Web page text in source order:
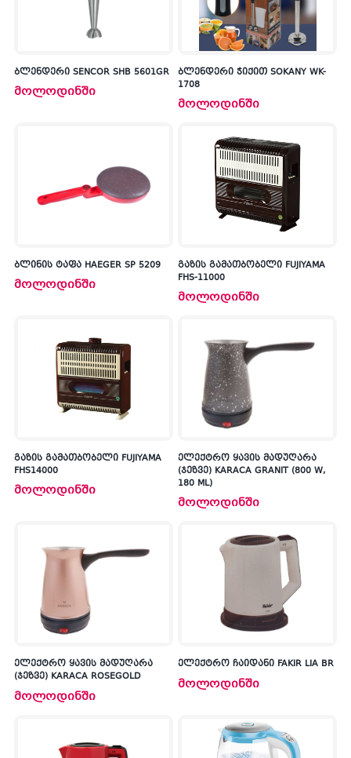
ბლენდერი SENCOR SHB 5601GR
მოლოდინში
ბლენდერი ჭიქით SOKANY WK-
1708
მოლოდინში
ბლინის ტაფა HAEGER SP 5209
მოლოდინში
გაზის გამათბობელი FUJIYAMA
FHS-11000
მოლოდინში
გაზის გამათბობელი FUJIYAMA
FHS14000
მოლოდინში
ელექტრო ყავის მადუღარა
(ჯეზვე) KARACA GRANIT (800 W,
180 ML)
მოლოდინში
ელექტრო ყავის მადუღარა
(ჯეზვე) KARACA ROSEGOLD
მოლოდინში
ელექტრო ჩაიდანი FAKIR LIA BR
მოლოდინში